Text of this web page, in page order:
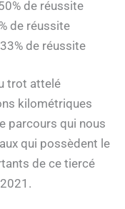
de réussite
de réussite
de réussite
trot attelé
kilométriques
parcours qui nous
qui possèdent le
de ce tiercé